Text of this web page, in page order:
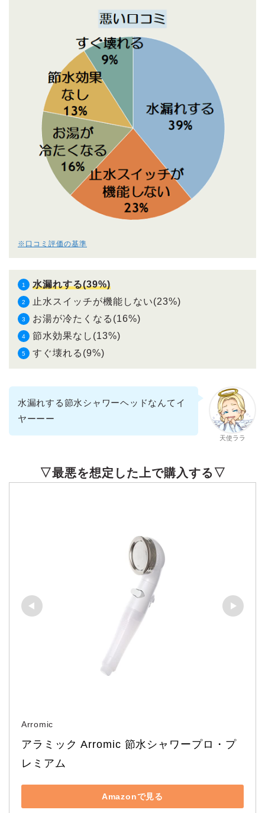
※口コミ評価の基準
水漏れする(39%)
止水スイッチが機能しない(23%)
お湯が冷たくなる(16%)
節水効果なし(13%)
すぐ壊れる(9%)
天使ララ
水漏れする節水シャワーヘッドなんてイ
ヤーーー
▽最悪を想定した上で購入する▽
Arromic
アラミック Arromic 節水シャワープロ・プ
レミアム
Amazonで見る